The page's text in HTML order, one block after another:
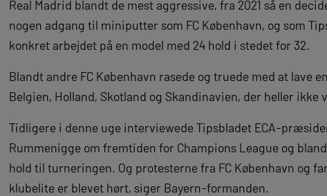
Real Madrid blandt de mest aggressive, fra 2021 så en
nogen adgang til miniputter som FC København, og som
konkret arbejdet på en model med 24 hold i stedet for 32.
Blandt andre FC København rasede og truede med at lave
Belgien, Holland, Skotland og Skandinavien, der heller ikke
Tidligere i denne uge interviewede Tipsbladet ECA-
Rummenigge om fremtiden for Champions League og
hold til turneringen. Og protesterne fra FC København og
klubelite er blevet hørt, siger Bayern-formanden.